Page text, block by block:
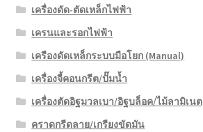
เครื่องดัด-ตัดเหล็กไฟฟ้า
เครนและรอกไฟฟ้า
เครืองดัดเหล็กระบบมือโยก (Manual)
เครื่องจี้คอนกรีต/ปั๊มน้ำ
เครื่องตัดอิฐมวลเบา/อิฐบล็อค/ไม้ลามิเนต
คราดกรีดลาย/เกรียงขัดมัน